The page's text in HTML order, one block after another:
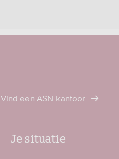
Vind een ASN-kantoor
Je situatie